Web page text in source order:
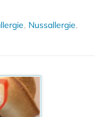
, Nussallergie,